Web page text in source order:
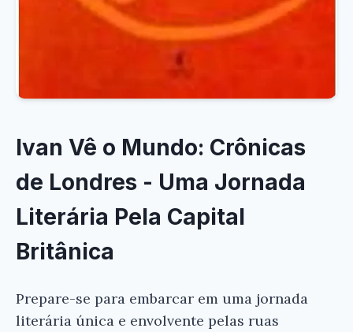
Ivan Vê o Mundo: Crônicas
de Londres - Uma Jornada
Literária Pela Capital
Britânica
Prepare-se para embarcar em uma jornada
literária única e envolvente pelas ruas